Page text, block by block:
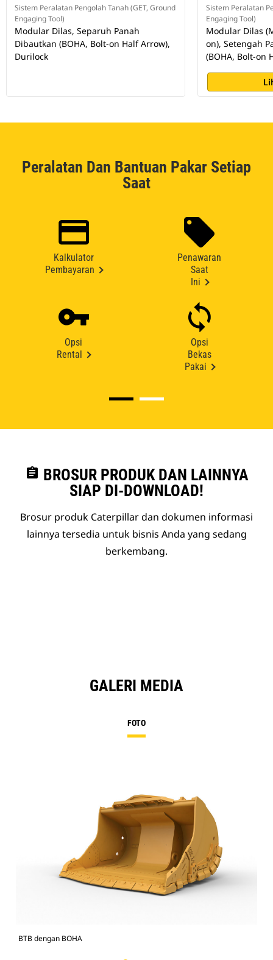
Sistem Peralatan Pengolah Tanah (GET, Ground
Engaging Tool)
Modular Dilas, Separuh Panah
Dibautkan (BOHA, Bolt-on Half Arrow),
Durilock
Sistem Peralatan
Engaging Tool)
Modular Dilas
on), Setengah
(BOHA, Bolt-on
Peralatan Dan Bantuan Pakar Setiap
Saat
Kalkulator
Pembayaran
Penawaran
Saat
Ini
Opsi
Rental
Opsi
Bekas
Pakai
assignment BROSUR PRODUK DAN LAINNYA
SIAP DI-DOWNLOAD!
Brosur produk Caterpillar dan dokumen informasi
lainnya tersedia untuk bisnis Anda yang sedang
berkembang.
GALERI MEDIA
FOTO
BTB dengan BOHA